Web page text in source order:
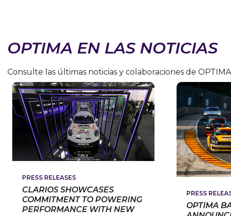
OPTIMA EN LAS NOTICIAS
Consulte las últimas noticias y colaboraciones de
PRESS RELEASES
CLARIOS SHOWCASES
COMMITMENT TO POWERING
PERFORMANCE WITH NEW
PRESS
OPTIMA